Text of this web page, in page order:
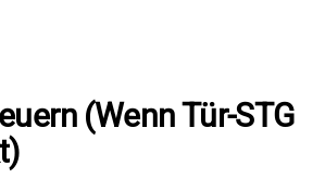
(Wenn Tür-STG